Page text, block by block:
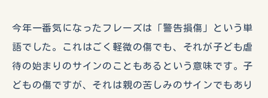
今年一番気になったフレーズは「警告損傷」という単
語でした。これはごく軽微の傷でも、それが子ども虐
待の始まりのサインのこともあるという意味です。子
どもの傷ですが、それは親の苦しみのサインでもあり